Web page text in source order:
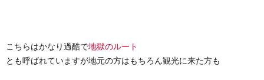
こちらはかなり過酷で地獄のルート
とも呼ばれていますが地元の方はもちろん観光に来た方も